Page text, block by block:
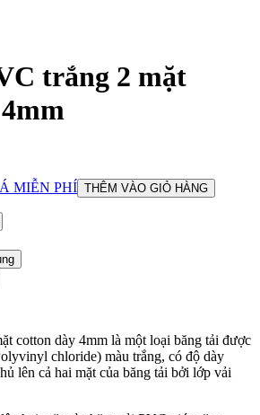
trắng 2 mặt
MIỄN PHÍ THÊM VÀO GIỎ HÀNG
cotton dày 4mm là một loại băng tải được
chloride) màu trắng, có độ dày
lên cả hai mặt của băng tải bởi lớp vải